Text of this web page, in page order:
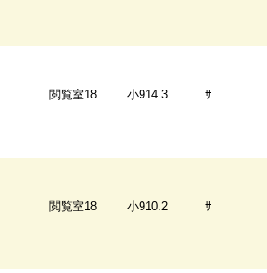
閲覧室18 小914.3 ｻ
閲覧室18 小910.2 ｻ